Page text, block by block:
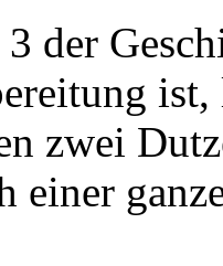
der
ist,
zwei
einer